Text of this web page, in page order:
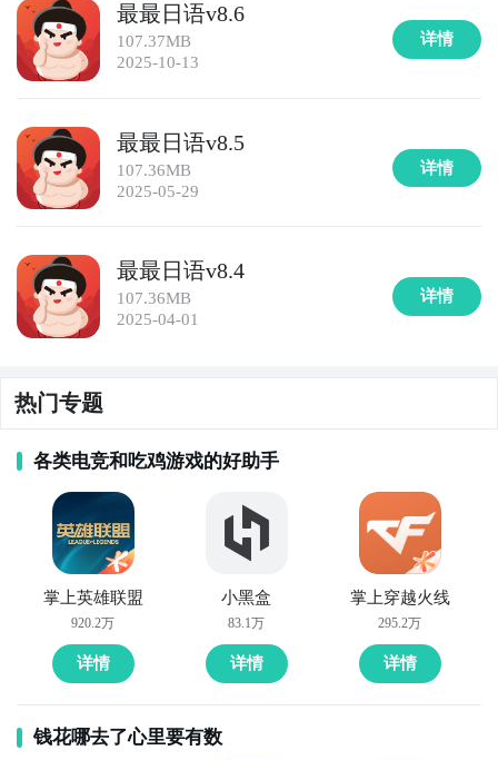
用户可以通过阅读和理解题目来提高中文阅读能力。
9. 《中文发音宝典》：这款APP提供了标准的中文发音
通过模仿语音示范和口语练习来提高中文发音准确度。
10. 《中文文化探索》：该APP为用户提供了丰富的中
容。用户可以通过阅读和互动学习，深入了解中文文化
的魅力。
最最日语v8.6
107.37MB
2025-10-13
详情
最最日语v8.5
107.36MB
2025-05-29
详情
最最日语v8.4
107.36MB
2025-04-01
详情
热门专题
各类电竞和吃鸡游戏的好助手
掌上英雄联盟
920.2万
详情
小黑盒
83.1万
详情
掌上穿越火线
295.2万
详情
钱花哪去了心里要有数